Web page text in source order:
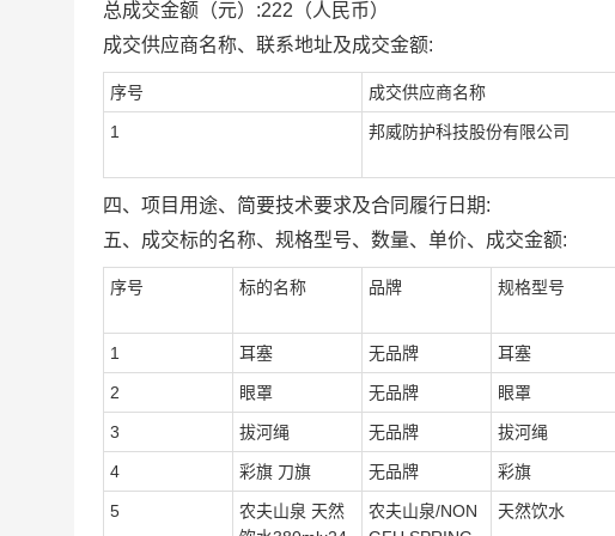
总成交金额（元）:222 （人民币）
成交供应商名称、联系地址及成交金额:
序号 成交供应商名称
1 邦威防护科技股份有限公司
四、项目用途、简要技术要求及合同履行日期:
五、成交标的名称、规格型号、数量、单价、成交金额:
序号 标的名称 品牌 规格型号
1 耳塞 无品牌 耳塞
2 眼罩 无品牌 眼罩
3 拔河绳 无品牌 拔河绳
4 彩旗 刀旗 无品牌 彩旗
5
农夫山泉 天然
农夫山泉/NON
天然饮水